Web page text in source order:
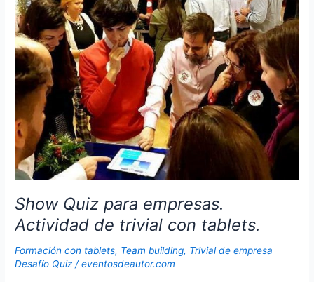
localización.
Show Quiz para empresas.
Actividad de trivial con tablets.
Formación con tablets, Team building, Trivial de empresa
Desafío Quiz /eventosdeautor.com